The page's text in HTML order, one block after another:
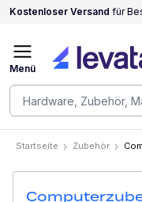
Kostenloser Versand für
Menü
Startseite Zubehör